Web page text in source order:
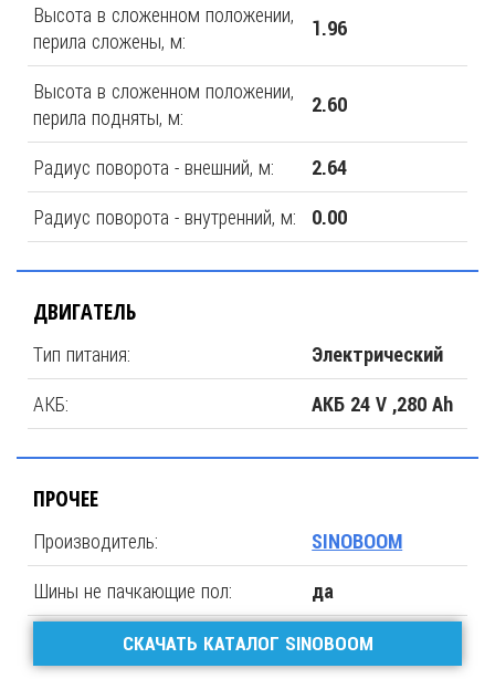
Высота в сложенном положении,
перила сложены, м:
1.96
Высота в сложенном положении,
перила подняты, м:
2.60
Радиус поворота - внешний, м: 2.64
Радиус поворота - внутренний, м: 0.00
ДВИГАТЕЛЬ
Тип питания: Электрический
АКБ: АКБ 24 V ,280 Ah
ПРОЧЕЕ
Производитель: SINOBOOM
Шины не пачкающие пол: да
СКАЧАТЬ КАТАЛОГ SINOBOOM